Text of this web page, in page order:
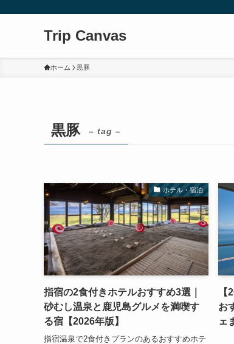
Trip Canvas
ホーム 黒豚
黒豚 – tag –
ホテル・宿泊
指宿の2食付きホテルおすすめ3選｜
砂むし温泉と鹿児島グルメを満喫す
る宿【2026年版】
指宿温泉で2食付きプランのあるおすすめホテ
お
ェ